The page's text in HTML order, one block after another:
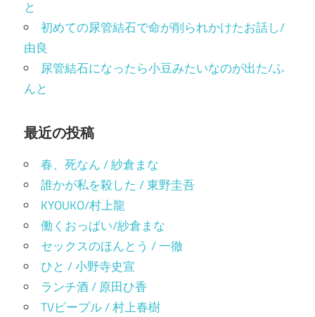
と
初めての尿管結石で命が削られかけたお話し/
由良
尿管結石になったら小豆みたいなのが出た/ふ
んと
最近の投稿
春、死なん / 紗倉まな
誰かが私を殺した / 東野圭吾
KYOUKO/村上龍
働くおっぱい/紗倉まな
セックスのほんとう / 一徹
ひと / 小野寺史宣
ランチ酒 / 原田ひ香
TVピープル / 村上春樹